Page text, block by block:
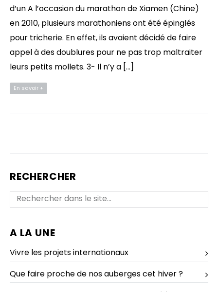
d’un A l’occasion du marathon de Xiamen (Chine)
en 2010, plusieurs marathoniens ont été épinglés
pour tricherie. En effet, ils avaient décidé de faire
appel à des doublures pour ne pas trop maltraiter
leurs petits mollets. 3- Il n’y a […]
En savoir +
RECHERCHER
A LA UNE
Vivre les projets internationaux
Que faire proche de nos auberges cet hiver ?